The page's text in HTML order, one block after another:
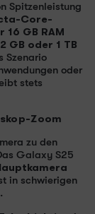
Spitzenleistung
Core-
16 GB RAM
GB oder 1 TB
Szenario
oder
stets
Zoom
zu den
Galaxy S25
in schwierigen